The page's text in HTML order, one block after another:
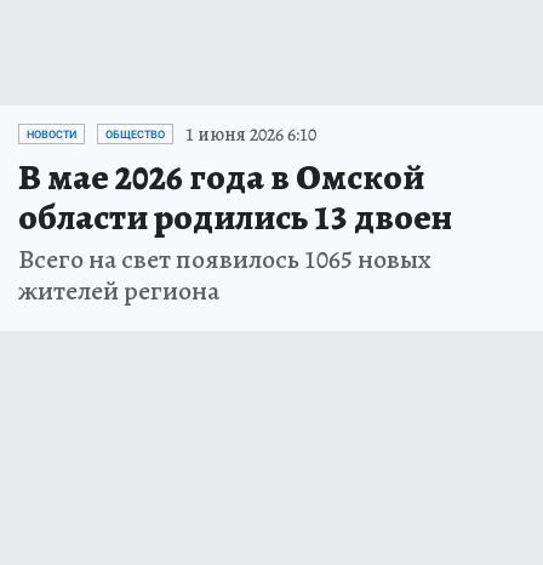
НОВОСТИ ОБЩЕСТВО 1 июня 2026 6:10
В мае 2026 года в Омской
области родились 13 двоен
Всего на свет появилось 1065 новых
жителей региона